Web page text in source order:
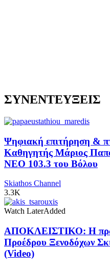
ΣΥΝΕΝΤΕΥΞΕΙΣ
Ψηφιακή επιτήρηση &
Καθηγητής Μάριος
NEO 103.3 του Βόλου
Skiathos Channel
3.3K
Watch LaterAdded
ΑΠΟΚΛΕΙΣΤΙΚΟ: Η
Προέδρου Ξενοδόχων
(Video)